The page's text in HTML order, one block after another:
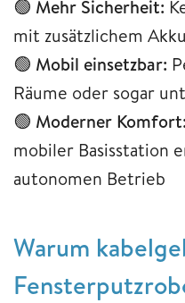
🟢 Mehr Sicherheit:
mit zusätzlichem
🟢 Mobil einsetzbar:
Räume oder sogar
🟢 Moderner Komfort:
mobiler Basisstation
autonomen Betrieb
Warum